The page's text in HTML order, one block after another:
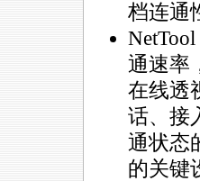
档连通
通速率
在线透
话、接
通状态
的关键